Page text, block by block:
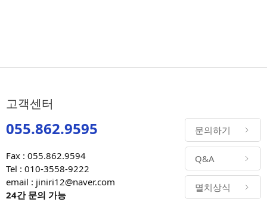
고객센터
055.862.9595
Fax : 055.862.9594
Tel : 010-3558-9222
email : jiniri12@naver.com
24간 문의 가능
문의하기
Q&A
멸치상식